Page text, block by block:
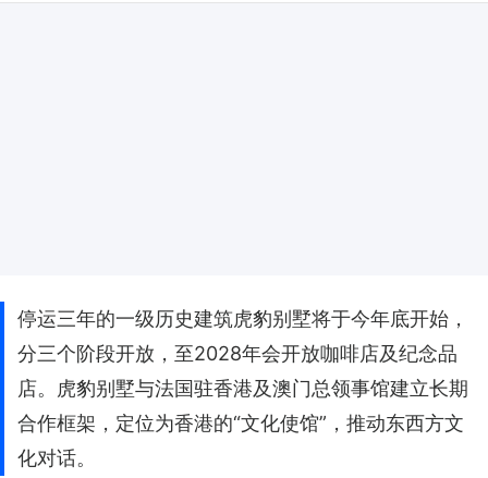
停运三年的一级历史建筑虎豹别墅将于今年底开始，
分三个阶段开放，至2028年会开放咖啡店及纪念品
店。虎豹别墅与法国驻香港及澳门总领事馆建立长期
合作框架，定位为香港的“文化使馆”，推动东西方文
化对话。